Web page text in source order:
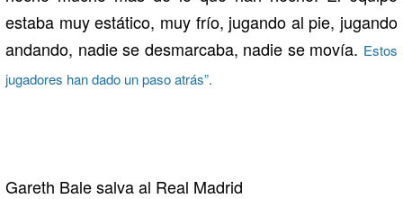
estaba muy estático, muy frío, jugando al pie, jugando
andando, nadie se desmarcaba, nadie se movía. Estos
jugadores han dado un paso atrás”.
Gareth Bale salva al Real Madrid